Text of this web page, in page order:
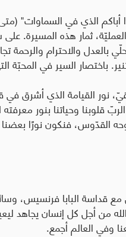
ثمار هذه المسيرة.
بالعدل والاحترام والرحمة
باختصار السير في المحبّة
نور القيامة الذي أشرق
الربّ قلوبنا وحياتنا بنور
القدّوس، فنكون نورًا
مع قداسة البابا فرنسيس،
من أجل كل إنسان يجاهد
وفي العالم أجمع.